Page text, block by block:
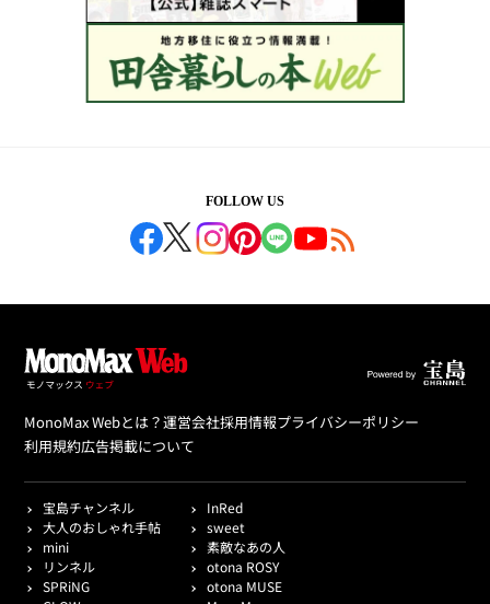
FOLLOW US
MonoMax Webとは？運営会社採用情報プライバシーポリシー
利用規約広告掲載について
宝島チャンネル
InRed
大人のおしゃれ手帖
sweet
mini
素敵なあの人
リンネル
otona ROSY
SPRiNG
otona MUSE